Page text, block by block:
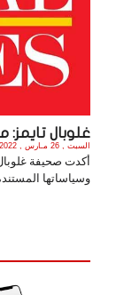
غلوبال تايمز:
السبت , 26 مـارس , 2022 الساعة 8:56:19 PM
أكدت صحيفة
وسياساتها